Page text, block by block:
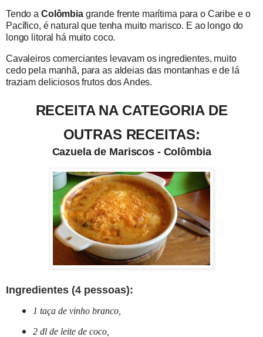
Tendo a Colômbia grande frente marítima para o Caribe e o
Pacífico, é natural que tenha muito marisco. E ao longo do
longo litoral há muito coco.
Cavaleiros comerciantes levavam os ingredientes, muito
cedo pela manhã, para as aldeias das montanhas e de lá
traziam deliciosos frutos dos Andes.
RECEITA NA CATEGORIA DE
OUTRAS RECEITAS:
Cazuela de Mariscos - Colômbia
Ingredientes (4 pessoas):
1 taça de vinho branco,
2 dl de leite de coco,